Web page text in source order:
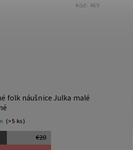
folk náušnice Julka malé
(>5 ks)
€20
Kód: 469